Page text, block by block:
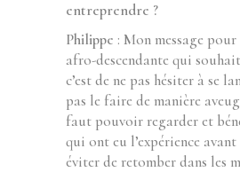
entreprendre ?
Philippe : Mon message pour
afro-descendante qui
c’est de ne pas hésiter à se
pas le faire de manière
faut pouvoir regarder et
qui ont eu l’expérience
éviter de retomber dans les